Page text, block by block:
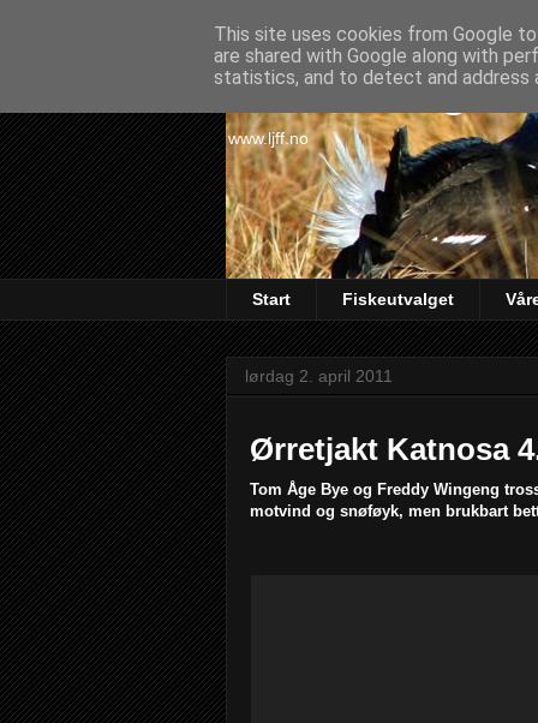
Lørenskog
www.ljff.no
Start Fiskeutvalget
lørdag 2. april 2011
Ørretjakt Katnosa
Tom Åge Bye og Freddy Wingeng
motvind og snøføyk, men brukbart
This site uses cookies from Google
are shared with Google along with
statistics, and to detect and address